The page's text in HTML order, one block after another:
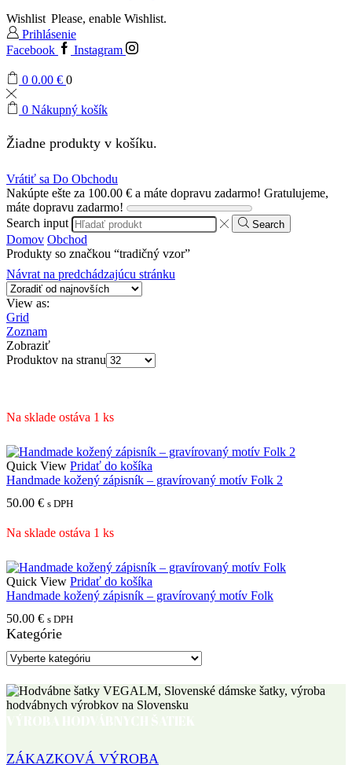
Wishlist Please, enable Wishlist.
Prihlásenie
Facebook
Instagram
0 0.00 € 0
0 Nákupný košík
Žiadne produkty v košíku.
Vrátiť sa Do Obchodu
Nakúpte ešte za 100.00 € a máte dopravu zadarmo! Gratulujeme,
máte dopravu zadarmo!
Search input
Search
Domov Obchod
Produkty so značkou “tradičný vzor”
Návrat na predchádzajúcu stránku
View as:
Grid
Zoznam
Zobraziť
Produktov na stranu
Na sklade ostáva 1 ks
Quick View Pridať do košíka
Handmade kožený zápisník – gravírovaný motív Folk 2
50.00 € s DPH
Na sklade ostáva 1 ks
Quick View Pridať do košíka
Handmade kožený zápisník – gravírovaný motív Folk
50.00 € s DPH
Kategórie
ZÁKAZKOVÁ VÝROBA